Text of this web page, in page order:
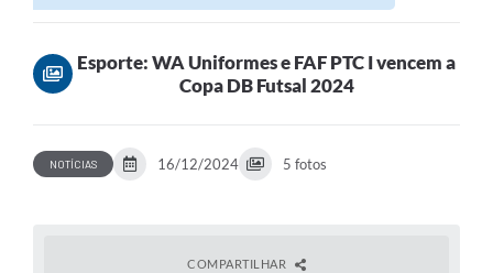
Esporte: WA Uniformes e FAF PTC I vencem a
Copa DB Futsal 2024
NOTÍCIAS 16/12/2024 5 fotos
COMPARTILHAR